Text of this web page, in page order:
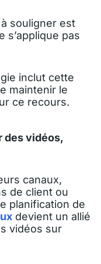
souligner est
s’applique pas
inclut cette
maintenir le
ce recours.
des vidéos,
canaux,
de client ou
planification de
devient un allié
vidéos sur